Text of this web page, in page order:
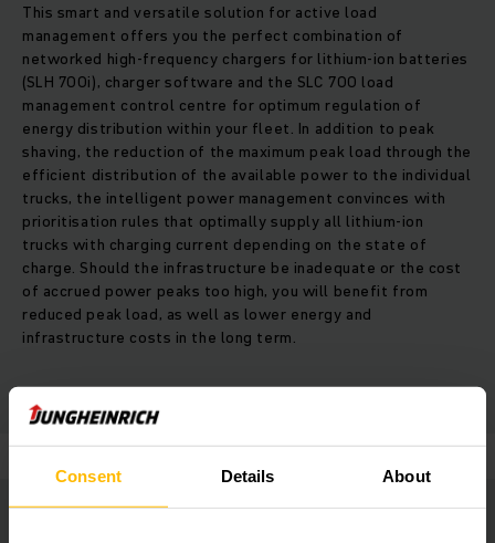
Consent Details About
This smart and versatile solution for active load
management offers you the perfect combination of
networked high-frequency chargers for lithium-ion batteries
(SLH 700i), charger software and the SLC 700 load
management control centre for optimum regulation of
energy distribution within your fleet. In addition to peak
shaving, the reduction of the maximum peak load through the
efficient distribution of the available power to the individual
trucks, the intelligent power management convinces with
prioritisation rules that optimally supply all lithium-ion
trucks with charging current depending on the state of
charge. Should the infrastructure be inadequate or the cost
of accrued power peaks too high, you will benefit from
reduced peak load, as well as lower energy and
infrastructure costs in the long term.